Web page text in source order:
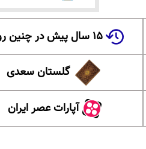
۱۵ سال پیش در چنین روزی
گلستان سعدی
آپارات عصر ایران